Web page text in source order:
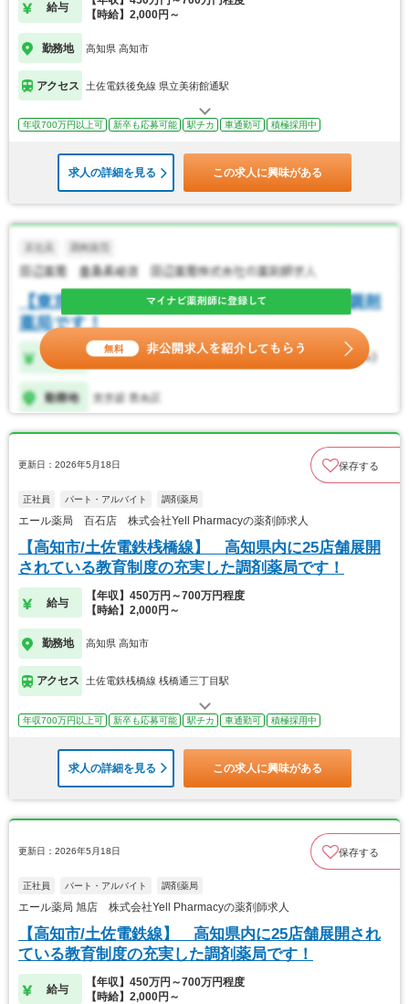
給与
【時給】2,000円～
勤務地 高知県 高知市
アクセス 土佐電鉄後免線 県立美術館通駅
年収700万円以上可 新卒も応募可能 駅チカ 車通勤可 積極採用中
求人の詳細を見る この求人に興味がある
更新日：2026年5月18日 保存する
正社員 パート・アルバイト 調剤薬局
エール薬局 百石店 株式会社Yell Pharmacyの薬剤師求人
【高知市/土佐電鉄桟橋線】 高知県内に25店舗展開
されている教育制度の充実した調剤薬局です！
給与
【年収】450万円～700万円程度
【時給】2,000円～
勤務地 高知県 高知市
アクセス 土佐電鉄桟橋線 桟橋通三丁目駅
年収700万円以上可 新卒も応募可能 駅チカ 車通勤可 積極採用中
求人の詳細を見る この求人に興味がある
更新日：2026年5月18日 保存する
正社員 パート・アルバイト 調剤薬局
エール薬局 旭店 株式会社Yell Pharmacyの薬剤師求人
【高知市/土佐電鉄線】 高知県内に25店舗展開され
ている教育制度の充実した調剤薬局です！
給与
【年収】450万円～700万円程度
【時給】2,000円～